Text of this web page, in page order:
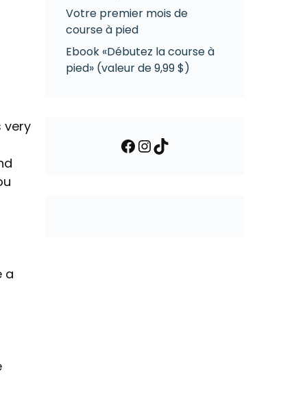
very
a
Votre premier mois de
course à pied
Ebook «Débutez la course à
pied» (valeur de 9,99 $)
Facebook
Instagram
TikTok